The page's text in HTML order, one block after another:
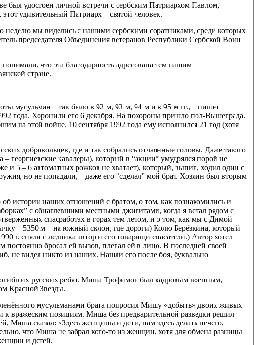
был удостоен личной встречи с сербским Патриархом Павлом,
удивительный Патриарх – святой человек.
неделю мы виделись с нашими сербскими соратниками, среди которых
председателя Объединения ветеранов Республики Сербской Воин
что эта благодарность адресована тем нашим
стране.
мусульман – так было в 92-м, 93-м, 94-м и в 95-м гг., – пишет
года. Хоронили его 6 декабря. На похороны пришло пол-Вышеграда.
на этой войне. 10 сентября 1992 года ему исполнился 21 год (хотя
добровольцев, где и так собрались отчаянные головы. Даже такого
– георгиевские кавалеры), который в “акции” умудрялся порой не
и 5 – 6 автоматных рожков не хватает), который, выпив, ходил один с
но не попадали, – даже его “сделал” мой брат. Хозяин был вторым
истории наших отношений с братом, о том, как познакомились и
с обнаглевшими местными джигитами, когда я встал рядом с
спасработах в горах тем летом, и о том, как мы с Димой
– 5350 м – на южный склон, где дороги) Колю Берёзкина, который
г. сняли с ледника автор и его товарищи спасатели.) Автор хотел
постоянно бросал ей вызов, плевал ей в лицо. В последней своей
не видел никто из наших. Нашли его после боя, буквально
русских ребят. Миша Трофимов был кадровым военным,
Красной Звезды.
мусульманами брата попросил Мишу «добыть» двоих живых
вражеским позициям. Миша без предварительной разведки решил
Миша сказал: «Здесь женщины и дети, нам здесь делать нечего,
что Миша не забрал кого-то из женщин, хотя для обмена разницы
и детей.